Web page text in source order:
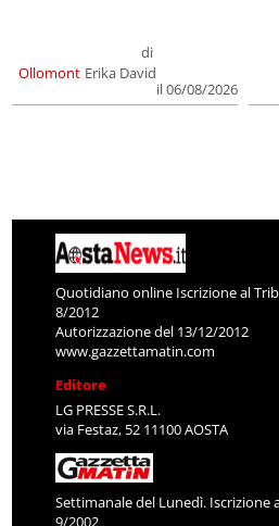
Ollomont
di
Erika David
il 06/08/2026
Quotidiano online Iscrizione al
8/2012
Autorizzazione del 13/12/2012
www.gazzettamatin.com
Editore
LG PRESSE S.R.L.
via Festaz, 52 11100 AOSTA
Settimanale del Lunedì. Iscrizione
9/2002